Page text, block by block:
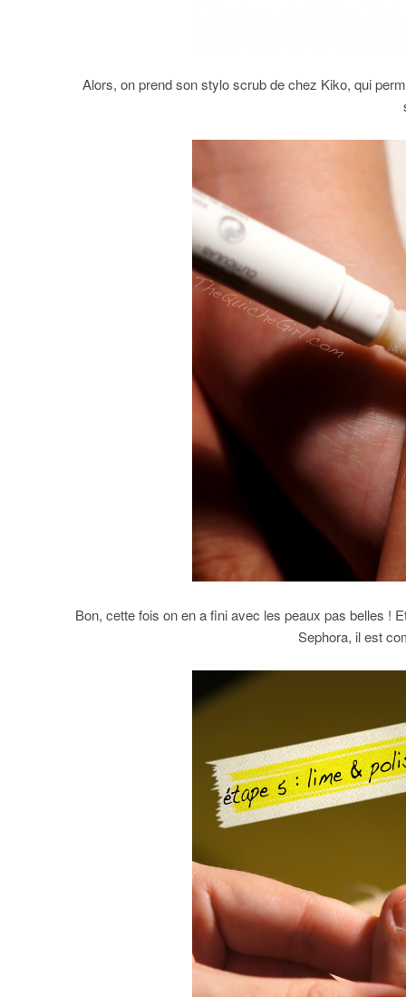
Alors, on prend son stylo scrub de chez Kiko, qui
Bon, cette fois on en a fini avec les peaux pas belles !
Sephora, il est